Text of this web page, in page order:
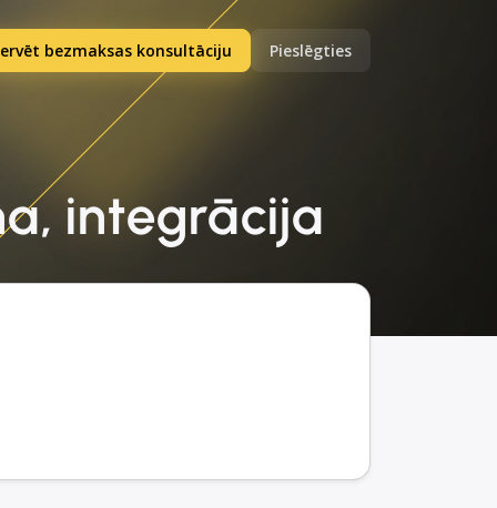
bezmaksas konsultāciju Pieslēgties
integrācija